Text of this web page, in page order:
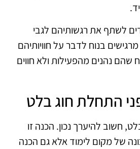
לשתף את רגשותיהם לגבי
בנוח לדבר על חוויותיהם
שהם נהנים מהפעילות ולא חווים
התחלת חוג בלט
חשוב להיערך נכון. הכנה זו
של מקום לימוד אלא גם הכנה